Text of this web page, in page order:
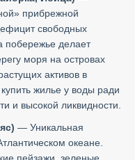
прибрежной
свободных
побережье делает
моря на островах
активов в
жилье у воды ради
и высокой ликвидности.
— Уникальная
океане.